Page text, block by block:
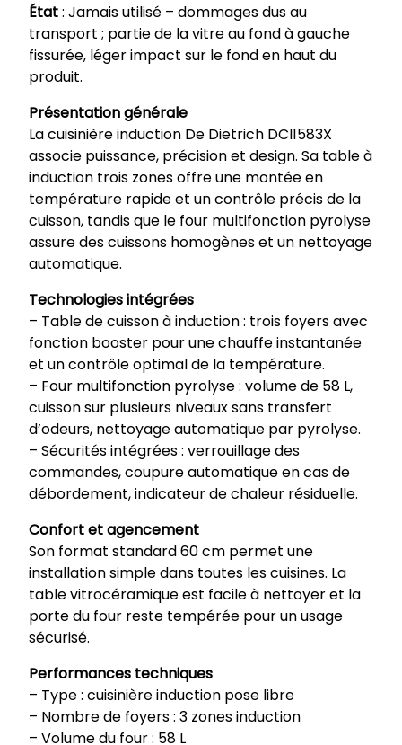
État: Jamais utilisé – dommages dus au
transport ; partie de la vitre au fond à gauche
fissurée, léger impact sur le fond en haut du
produit.
Présentation générale
La cuisinière induction De Dietrich DCI1583X
associe puissance, précision et design. Sa table à
induction trois zones offre une montée en
température rapide et un contrôle précis de la
cuisson, tandis que le four multifonction pyrolyse
assure des cuissons homogènes et un nettoyage
automatique.
Technologies intégrées
– Table de cuisson à induction : trois foyers avec
fonction booster pour une chauffe instantanée
et un contrôle optimal de la température.
– Four multifonction pyrolyse : volume de 58 L,
cuisson sur plusieurs niveaux sans transfert
d’odeurs, nettoyage automatique par pyrolyse.
– Sécurités intégrées : verrouillage des
commandes, coupure automatique en cas de
débordement, indicateur de chaleur résiduelle.
Confort et agencement
Son format standard 60 cm permet une
installation simple dans toutes les cuisines. La
table vitrocéramique est facile à nettoyer et la
porte du four reste tempérée pour un usage
sécurisé.
Performances techniques
– Type : cuisinière induction pose libre
– Nombre de foyers : 3 zones induction
– Volume du four : 58 L